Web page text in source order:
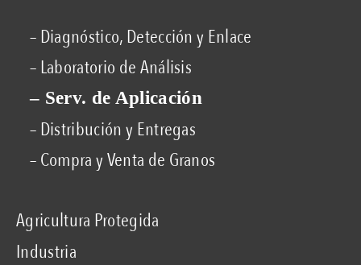
– Diagnóstico, Detección y Enlace
– Laboratorio de Análisis
– Serv. de Aplicación
– Distribución y Entregas
– Compra y Venta de Granos
Agricultura Protegida
Industria